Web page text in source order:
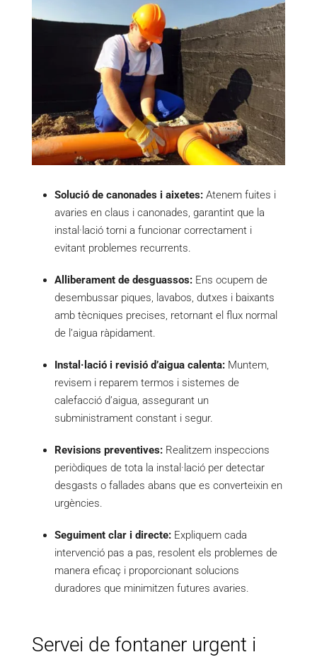
Solució de canonades i aixetes: Atenem fuites i
avaries en claus i canonades, garantint que la
instal·lació torni a funcionar correctament i
evitant problemes recurrents.
Alliberament de desguassos: Ens ocupem de
desembussar piques, lavabos, dutxes i baixants
amb tècniques precises, retornant el flux normal
de l’aigua ràpidament.
Instal·lació i revisió d’aigua calenta: Muntem,
revisem i reparem termos i sistemes de
calefacció d’aigua, assegurant un
subministrament constant i segur.
Revisions preventives: Realitzem inspeccions
periòdiques de tota la instal·lació per detectar
desgasts o fallades abans que es converteixin en
urgències.
Seguiment clar i directe: Expliquem cada
intervenció pas a pas, resolent els problemes de
manera eficaç i proporcionant solucions
duradores que minimitzen futures avaries.
Servei de fontaner urgent i